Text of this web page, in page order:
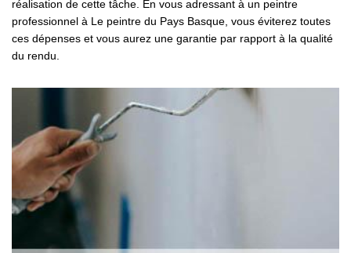
réalisation de cette tâche. En vous adressant à un peintre
professionnel à Le peintre du Pays Basque, vous éviterez toutes
ces dépenses et vous aurez une garantie par rapport à la qualité
du rendu.